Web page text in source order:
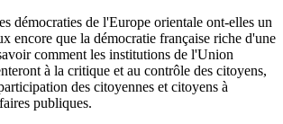
démocraties de l'Europe orientale ont-elles un
encore que la démocratie française riche d'une
comment les institutions de l'Union
à la critique et au contrôle des citoyens,
des citoyennes et citoyens à
publiques.